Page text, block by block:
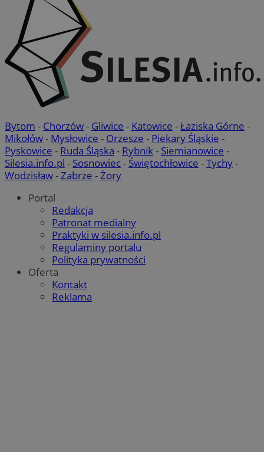
Bytom - Chorzów- Gliwice - Katowice -Łaziska Górne -
Mikołów- Mysłowice - Orzesze - Piekary Śląskie -
Pyskowice - Ruda Śląska - Rybnik- Siemianowice -
Silesia.info.pl - Sosnowiec- Świętochłowice -Tychy-
Wodzisław-Zabrze -Żory
Portal
Redakcja
Patronat medialny
Praktyki w silesia.info.pl
Regulaminy portalu
Polityka prywatności
Oferta
Kontakt
Reklama